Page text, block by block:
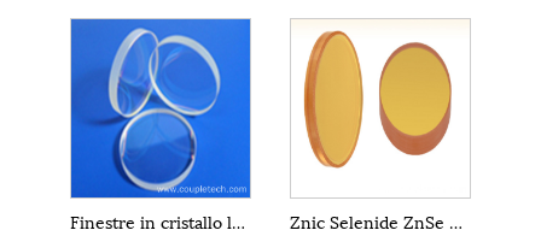
Finestre in cristallo laser zaffiro Al2O3 Znic Selenide ZnSe Windows